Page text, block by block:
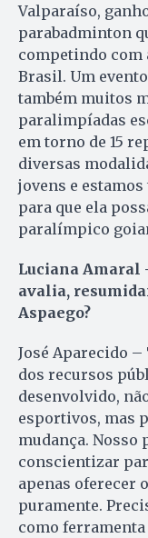
Valparaíso,
parabadminton
competindo com
Brasil. Um
também muitos
paralimpíadas
em torno de 15
diversas
jovens e
para que ela
paralímpico
Luciana Amaral
avalia,
Aspaego?
José Aparecido
dos recursos
desenvolvido,
esportivos, mas
mudança. Nosso
conscientizar
apenas oferecer
puramente.
como